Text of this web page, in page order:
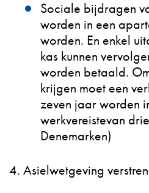
Sociale bijdragen
worden in een
worden. En enkel
kas kunnen
worden betaald.
krijgen moet een
zeven jaar worden
werkvereistevan
Denemarken)
4. Asielwetgeving